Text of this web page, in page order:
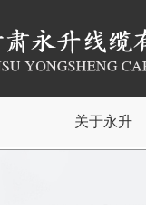
关于永升